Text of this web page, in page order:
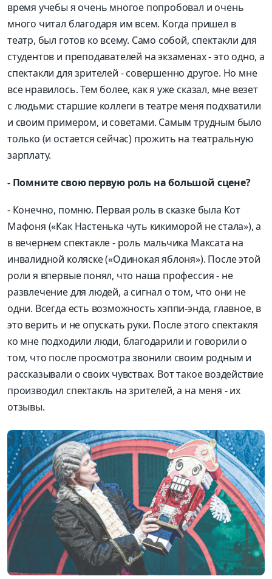
время учебы я очень многое попробовал и очень
много читал благодаря им всем. Когда пришел в
театр, был готов ко всему. Само собой, спектакли для
студентов и преподавателей на экзаменах - это одно, а
спектакли для зрителей - совершенно другое. Но мне
все нравилось. Тем более, как я уже сказал, мне везет
с людьми: старшие коллеги в театре меня подхватили
и своим примером, и советами. Самым трудным было
только (и остается сейчас) прожить на театральную
зарплату.
- Помните свою первую роль на большой сцене?
- Конечно, помню. Первая роль в сказке была Кот
Мафоня («Как Настенька чуть кикиморой не стала»), а
в вечернем спектакле - роль мальчика Максата на
инвалидной коляске («Одинокая яблоня»). После этой
роли я впервые понял, что наша профессия - не
развлечение для людей, а сигнал о том, что они не
одни. Всегда есть возможность хэппи-энда, главное, в
это верить и не опускать руки. После этого спектакля
ко мне подходили люди, благодарили и говорили о
том, что после просмотра звонили своим родным и
рассказывали о своих чувствах. Вот такое воздействие
производил спектакль на зрителей, а на меня - их
отзывы.